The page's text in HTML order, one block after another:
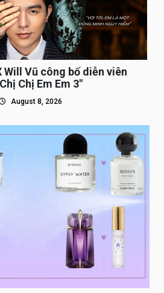
Will Vũ công bố diễn viên
Chị Em Em 3″
August 8, 2026